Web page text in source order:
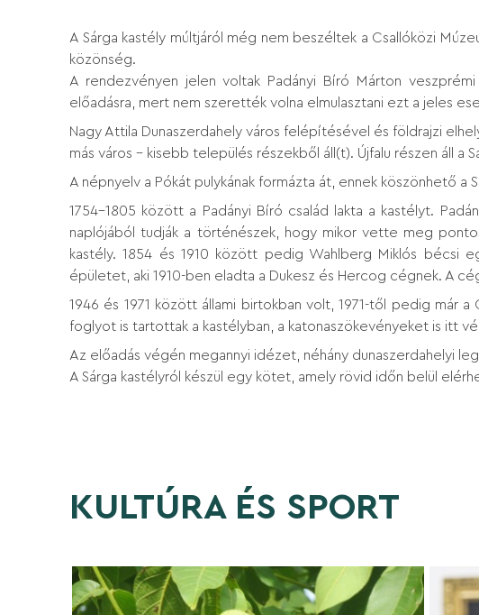
A Sárga kastély múltjáról még nem beszéltek a Csallóközi
közönség.
A rendezvényen jelen voltak Padányi Bíró Márton
előadásra, mert nem szerették volna elmulasztani ezt a jeles
Nagy Attila Dunaszerdahely város felépítésével és földrajzi
más város – kisebb település részekből áll(t). Újfalu részen áll a
A népnyelv a Pókát pulykának formázta át, ennek köszönhető
1754–1805 között a Padányi Bíró család lakta a kastélyt.
naplójából tudják a történészek, hogy mikor vette meg
kastély. 1854 és 1910 között pedig Wahlberg Miklós bécsi
épületet, aki 1910-ben eladta a Dukesz és Hercog cégnek. A
1946 és 1971 között állami birtokban volt, 1971-től pedig már
foglyot is tartottak a kastélyban, a katonaszökevényeket is itt
Az előadás végén megannyi idézet, néhány dunaszerdahelyi
A Sárga kastélyról készül egy kötet, amely rövid időn belül
KULTÚRA ÉS SPORT